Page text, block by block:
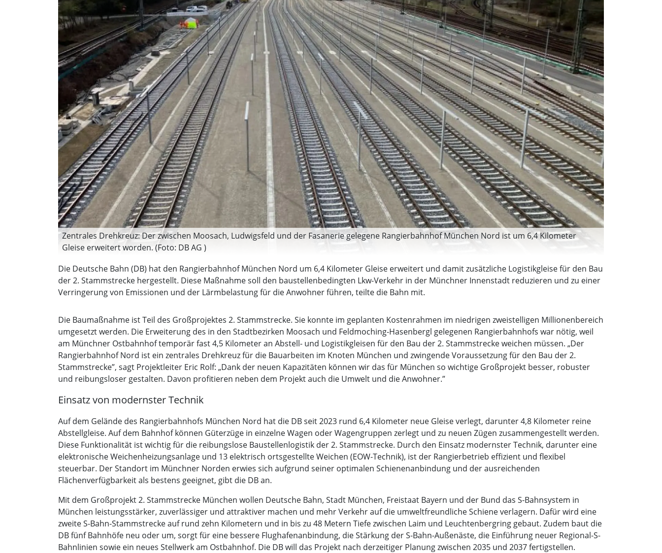
Zentrales Drehkreuz: Der zwischen Moosach, Ludwigsfeld und der Fasanerie gelegene Rangierbahnhof München Nord ist um 6,4 Kilometer
Gleise erweitert worden. (Foto: DB AG )
Die Deutsche Bahn (DB) hat den Rangierbahnhof München Nord um 6,4 Kilometer Gleise erweitert und damit zusätzliche Logistikgleise für den Bau
der 2. Stammstrecke hergestellt. Diese Maßnahme soll den baustellenbedingten Lkw-Verkehr in der Münchner Innenstadt reduzieren und zu einer
Verringerung von Emissionen und der Lärmbelastung für die Anwohner führen, teilte die Bahn mit.
Die Baumaßnahme ist Teil des Großprojektes 2. Stammstrecke. Sie konnte im geplanten Kostenrahmen im niedrigen zweistelligen Millionenbereich
umgesetzt werden. Die Erweiterung des in den Stadtbezirken Moosach und Feldmoching-Hasenbergl gelegenen Rangierbahnhofs war nötig, weil
am Münchner Ostbahnhof temporär fast 4,5 Kilometer an Abstell- und Logistikgleisen für den Bau der 2. Stammstrecke weichen müssen. „Der
Rangierbahnhof Nord ist ein zentrales Drehkreuz für die Bauarbeiten im Knoten München und zwingende Voraussetzung für den Bau der 2.
Stammstrecke”, sagt Projektleiter Eric Rolf: „Dank der neuen Kapazitäten können wir das für München so wichtige Großprojekt besser, robuster
und reibungsloser gestalten. Davon profitieren neben dem Projekt auch die Umwelt und die Anwohner.”
Einsatz von modernster Technik
Auf dem Gelände des Rangierbahnhofs München Nord hat die DB seit 2023 rund 6,4 Kilometer neue Gleise verlegt, darunter 4,8 Kilometer reine
Abstellgleise. Auf dem Bahnhof können Güterzüge in einzelne Wagen oder Wagengruppen zerlegt und zu neuen Zügen zusammengestellt werden.
Diese Funktionalität ist wichtig für die reibungslose Baustellenlogistik der 2. Stammstrecke. Durch den Einsatz modernster Technik, darunter eine
elektronische Weichenheizungsanlage und 13 elektrisch ortsgestellte Weichen (EOW-Technik), ist der Rangierbetrieb effizient und flexibel
steuerbar. Der Standort im Münchner Norden erwies sich aufgrund seiner optimalen Schienenanbindung und der ausreichenden
Flächenverfügbarkeit als bestens geeignet, gibt die DB an.
Mit dem Großprojekt 2. Stammstrecke München wollen Deutsche Bahn, Stadt München, Freistaat Bayern und der Bund das S-Bahnsystem in
München leistungsstärker, zuverlässiger und attraktiver machen und mehr Verkehr auf die umweltfreundliche Schiene verlagern. Dafür wird eine
zweite S-Bahn-Stammstrecke auf rund zehn Kilometern und in bis zu 48 Metern Tiefe zwischen Laim und Leuchtenbergring gebaut. Zudem baut die
DB fünf Bahnhöfe neu oder um, sorgt für eine bessere Flughafenanbindung, die Stärkung der S-Bahn-Außenäste, die Einführung neuer Regional-S-
Bahnlinien sowie ein neues Stellwerk am Ostbahnhof. Die DB will das Projekt nach derzeitiger Planung zwischen 2035 und 2037 fertigstellen.